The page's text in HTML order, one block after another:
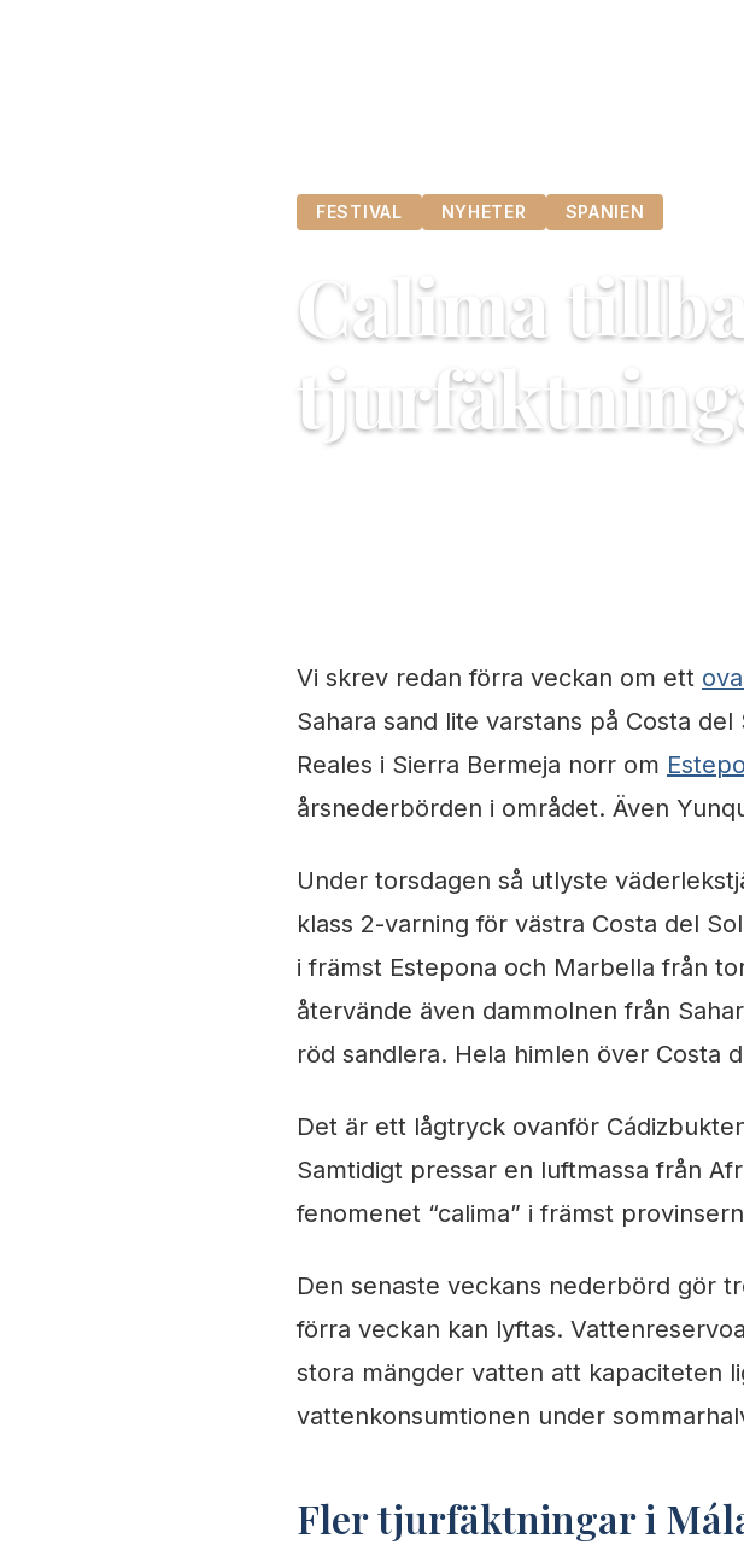
FESTIVAL NYHETER SPANIEN
Calima
Vi skrev redan förra veckan om ett
Sahara sand lite varstans på Costa
Reales i Sierra Bermeja norr om
årsnederbörden i området. Även
Under torsdagen så utlyste
klass 2-varning för västra Costa del
i främst Estepona och Marbella från
återvände även dammolnen från
röd sandlera. Hela himlen över Costa
Det är ett lågtryck ovanför
Samtidigt pressar en luftmassa från
fenomenet “calima” i främst
Den senaste veckans nederbörd gör
förra veckan kan lyftas.
stora mängder vatten att kapaciteten
vattenkonsumtionen under
Fler tjurfäktningar i